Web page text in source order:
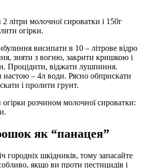
2 літри молочної сироватки і 150г
огірки.
висипати в 10 – літрове відро
зняти з вогню, закрити кришкою і
Процідити, віджати лушпиння.
– 4л води. Рясно обприскати
і пролити грунт.
розчином молочної сироватки:
як “панацея”
городніх шкідників, тому запасайте
якщо ви проти пестицидів і